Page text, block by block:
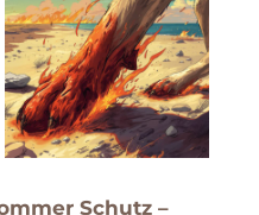
Schutz –